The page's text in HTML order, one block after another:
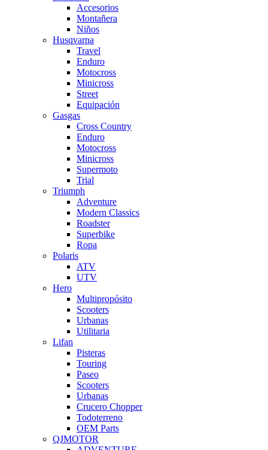
Accesorios
Montañera
Niños
Husqvarna
Travel
Enduro
Motocross
Minicross
Street
Equipación
Gasgas
Cross Country
Enduro
Motocross
Minicross
Supermoto
Trial
Triumph
Adventure
Modern Classics
Roadster
Superbike
Ropa
Polaris
ATV
UTV
Hero
Multipropósito
Scooters
Urbanas
Utilitaria
Lifan
Pisteras
Touring
Paseo
Scooters
Urbanas
Crucero Chopper
Todoterreno
OEM Parts
QJMOTOR